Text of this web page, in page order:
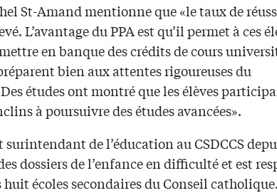
St-Amand mentionne que «le taux de
L’avantage du PPA est qu’il permet à ces
en banque des crédits de cours
bien aux attentes rigoureuses du
études ont montré que les élèves
à poursuivre des études avancées».
surintendant de l’éducation au CSDCCS
dossiers de l’enfance en difficulté et est
huit écoles secondaires du Conseil